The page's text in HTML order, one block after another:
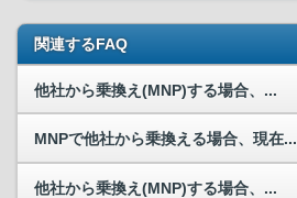
関連するFAQ
他社から乗換え(MNP)する場合、...
MNPで他社から乗換える場合、現在...
他社から乗換え(MNP)する場合、...